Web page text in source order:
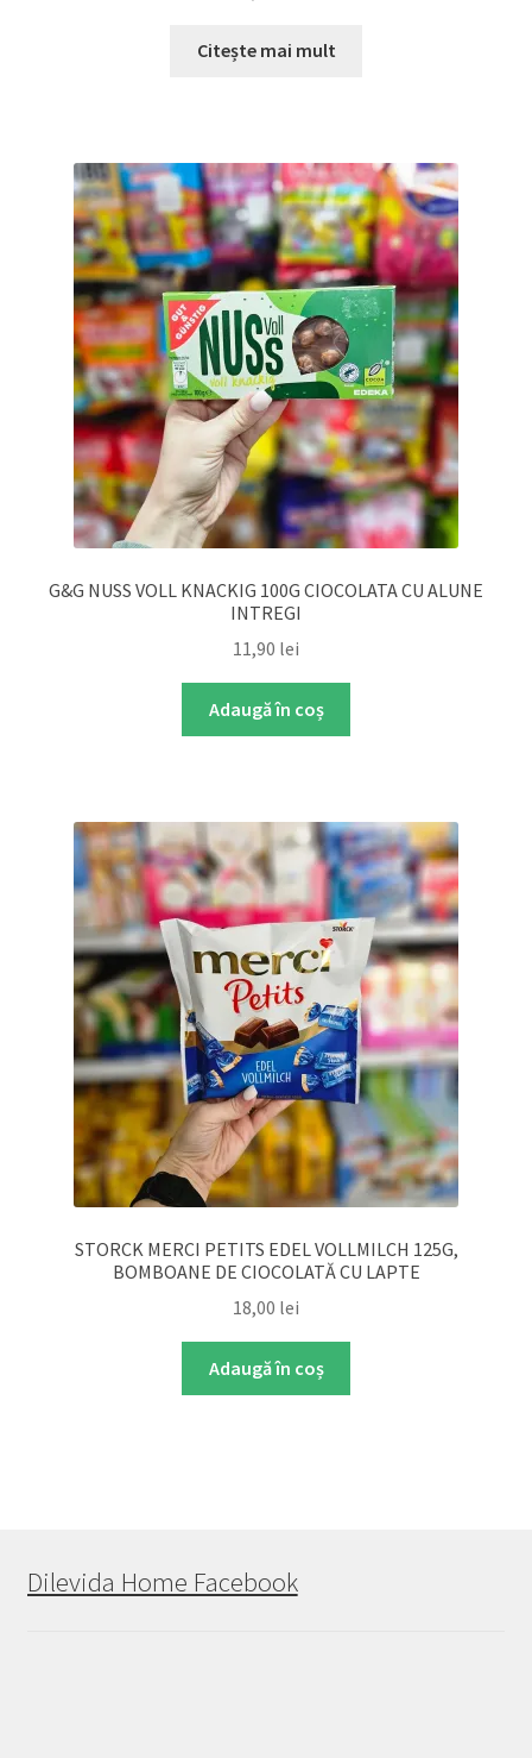
Citește mai mult
G&G NUSS VOLL KNACKIG 100G CIOCOLATA CU ALUNE
INTREGI
11,90 lei
Adaugă în coș
STORCK MERCI PETITS EDEL VOLLMILCH 125G,
BOMBOANE DE CIOCOLATĂ CU LAPTE
18,00 lei
Adaugă în coș
Dilevida Home Facebook